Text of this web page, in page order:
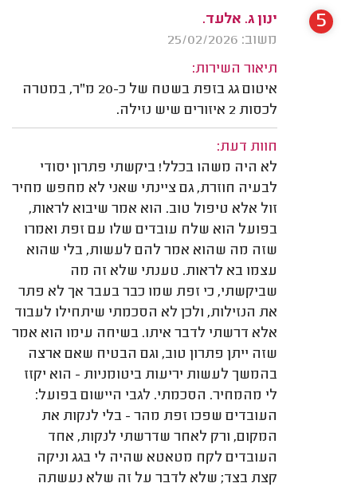
ינון ג. אלעד.
משוב: 25/02/2026
תיאור השירות:
איטום גג בזפת בשטח של כ-20 מ"ר, במטרה
לכסות 2 איזורים שיש נזילה.
חוות דעת:
לא היה משהו בכלל! ביקשתי פתרון יסודי
לבעיה חוזרת, גם ציינתי שאני לא מחפש מחיר
זול אלא טיפול טוב. הוא אמר שיבוא לראות,
בפועל הוא שלח עובדים שלו עם זפת ואמרו
שזה מה שהוא אמר להם לעשות, בלי שהוא
עצמו בא לראות. טענתי שלא זה מה
שביקשתי, כי זפת שמו כבר בעבר אך לא פתר
את הנזילות, ולכן לא הסכמתי שיתחילו לעבוד
אלא דרשתי לדבר איתו. בשיחה עימו הוא אמר
שזה ייתן פתרון טוב, וגם הבטיח שאם ארצה
בהמשך לעשות יריעות ביטומניות - הוא יקזז
לי מהמחיר. הסכמתי. לגבי היישום בפועל:
העובדים שפכו זפת מהר - בלי לנקות את
המקום, ורק לאחר שדרשתי לנקות, אחד
העובדים לקח מטאטא שהיה לי בגג וניקה
קצת בצד; שלא לדבר על זה שלא נעשתה
5